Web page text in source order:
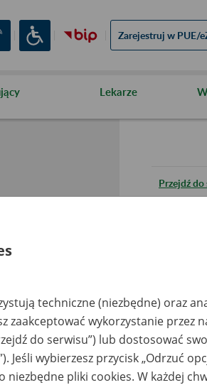
Zarejestruj w PUE/
Lekarze
Przejdź
techniczne (niezbędne) oraz
zaakceptować wykorzystanie przez
do serwisu”) lub dostosować
Jeśli wybierzesz przycisk „Odrzuć
niezbędne pliki cookies. W każdej